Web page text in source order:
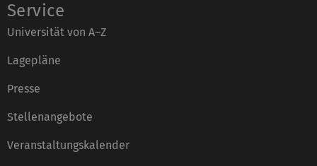
Service
Universität von A–Z
Lagepläne
Presse
Stellenangebote
Veranstaltungskalender